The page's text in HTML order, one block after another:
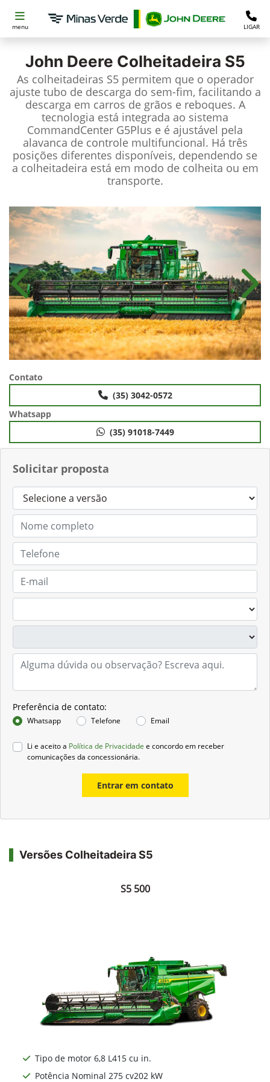
menu LIGAR
John Deere Colheitadeira S5
As colheitadeiras S5 permitem que o operador
ajuste tubo de descarga do sem-fim, facilitando a
descarga em carros de grãos e reboques. A
tecnologia está integrada ao sistema
CommandCenter G5Plus e é ajustável pela
alavanca de controle multifuncional. Há três
posições diferentes disponíveis, dependendo se
a colheitadeira está em modo de colheita ou em
transporte.
Solicitar proposta
Preferência de contato:
Whatsapp Telefone Email
Li e aceito a Política de Privacidade e concordo em receber
comunicações da concessionária.
Entrar em contato
Anterior
Contato
(35) 3042-0572
Whatsapp
(35) 91018-7449
Versões Colheitadeira S5
S5 500
Tipo de motor 6,8 L415 cu in.
Potência Nominal 275 cv202 kW